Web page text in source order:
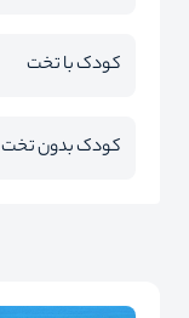
کودک با تخت
کودک بدون تخت